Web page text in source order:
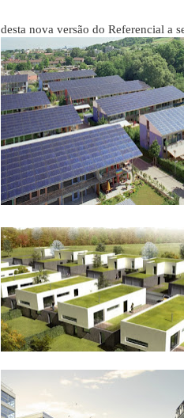
desta nova versão do Referencial a